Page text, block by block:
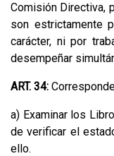
Comisión Directiva,
son estrictamente
carácter, ni por
desempeñar
ART. 34:
a) Examinar los
de verificar el
ello.